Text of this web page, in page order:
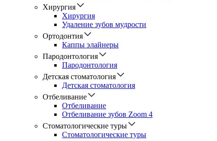
Хирургия
Хирургия
Удаление зубов мудрости
Ортодонтия
Каппы элайнеры
Пародонтология
Пародонтология
Детская стоматология
Детская стоматология
Отбеливание
Отбеливание
Отбеливание зубов Zoom 4
Стоматологические туры
Cтоматологические туры